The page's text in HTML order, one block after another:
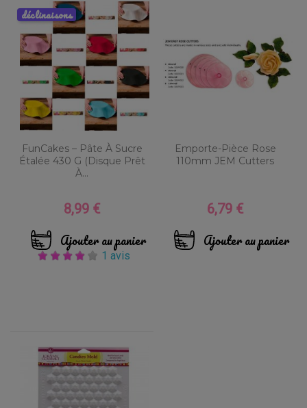
FunCakes – Pâte À Sucre
Étalée 430 G (disque Prêt
À...
Prix
8,99 €
Ajouter au panier
1 avis
déclinaisons
Emporte-Pièce Rose
110mm JEM Cutters
Prix
6,79 €
Ajouter au panier